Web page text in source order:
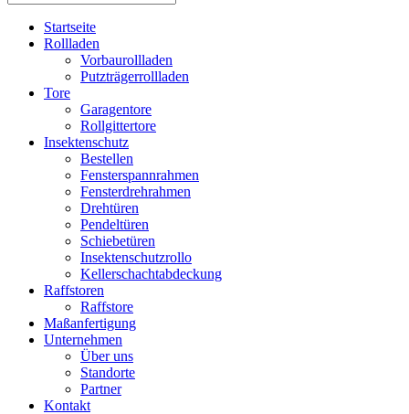
Startseite
Rollladen
Vorbaurollladen
Putzträgerrollladen
Tore
Garagentore
Rollgittertore
Insektenschutz
Bestellen
Fensterspannrahmen
Fensterdrehrahmen
Drehtüren
Pendeltüren
Schiebetüren
Insektenschutzrollo
Kellerschachtabdeckung
Raffstoren
Raffstore
Maßanfertigung
Unternehmen
Über uns
Standorte
Partner
Kontakt